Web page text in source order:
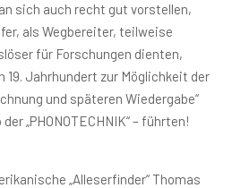
sich auch recht gut vorstellen,
als Wegbereiter, teilweise
für Forschungen dienten,
19. Jahrhundert zur Möglichkeit der
und späteren Wiedergabe“
„PHONOTECHNIK“ – führten!
„Alleserfinder“ Thomas